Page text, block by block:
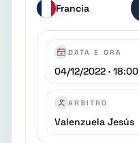
Francia
DATA E ORA
04/12/2022 · 18:00
ARBITRO
Valenzuela Jesús